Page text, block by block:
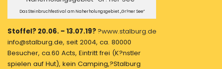
Das Steinbruchfestival am Naherholungsgebiet „Gr?ner See“
Stoffel? 20.06. – 13.07.19? ?www.stalburg.de
info@stalburg.de, seit 2004, ca. 80000
Besucher, ca.60 Acts, Eintritt frei (K?nstler
spielen auf Hut), kein Camping,?Stalburg